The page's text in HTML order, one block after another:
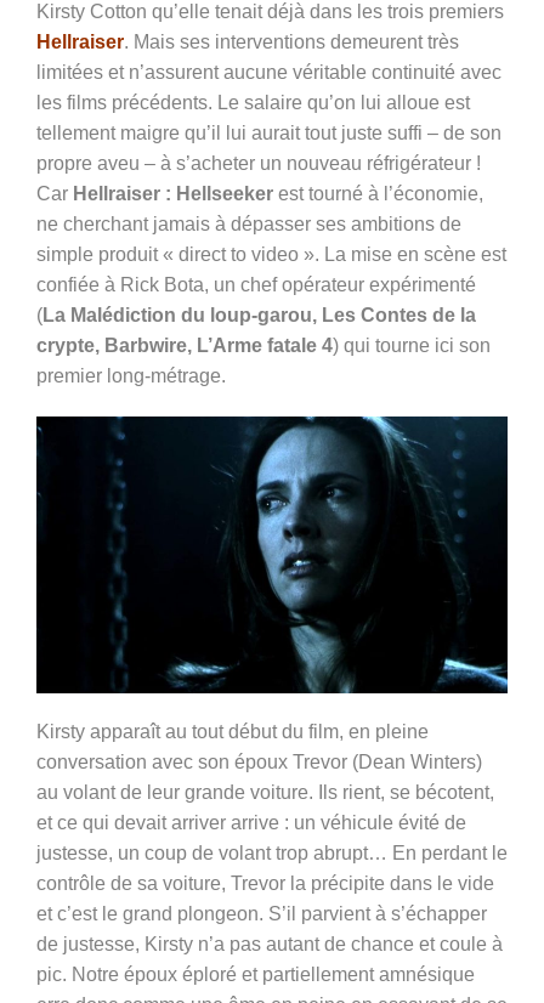
Kirsty Cotton qu’elle tenait déjà dans les trois premiers
Hellraiser. Mais ses interventions demeurent très
limitées et n’assurent aucune véritable continuité avec
les films précédents. Le salaire qu’on lui alloue est
tellement maigre qu’il lui aurait tout juste suffi – de son
propre aveu – à s’acheter un nouveau réfrigérateur !
Car Hellraiser : Hellseeker est tourné à l’économie,
ne cherchant jamais à dépasser ses ambitions de
simple produit « direct to video ». La mise en scène est
confiée à Rick Bota, un chef opérateur expérimenté
(La Malédiction du loup-garou, Les Contes de la
crypte, Barbwire, L’Arme fatale 4) qui tourne ici son
premier long-métrage.
Kirsty apparaît au tout début du film, en pleine
conversation avec son époux Trevor (Dean Winters)
au volant de leur grande voiture. Ils rient, se bécotent,
et ce qui devait arriver arrive : un véhicule évité de
justesse, un coup de volant trop abrupt… En perdant le
contrôle de sa voiture, Trevor la précipite dans le vide
et c’est le grand plongeon. S’il parvient à s’échapper
de justesse, Kirsty n’a pas autant de chance et coule à
pic. Notre époux éploré et partiellement amnésique